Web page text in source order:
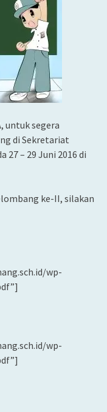
untuk segera
di Sekretariat
27 – 29 Juni 2016 di
ke-II, silakan
wp-
wp-